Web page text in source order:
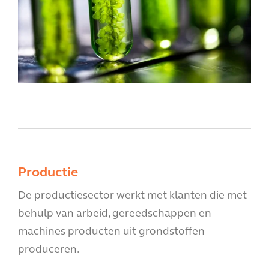
Productie
De productiesector werkt met klanten die met
behulp van arbeid, gereedschappen en
machines producten uit grondstoffen
produceren.